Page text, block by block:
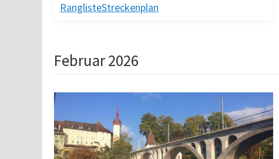
RanglisteStreckenplan
Februar 2026